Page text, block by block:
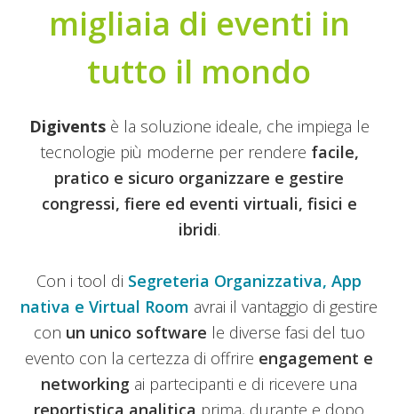
migliaia di eventi in
tutto il mondo
Digiventsè la soluzione ideale, che impiega le
tecnologie più moderne per rendere facile,
pratico e sicuro organizzare e gestire
congressi, fiere ed eventi virtuali, fisici e
ibridi.
Con i tool di Segreteria Organizzativa, App
nativa e Virtual Room avrai il vantaggio di gestire
con un unico software le diverse fasi del tuo
evento con la certezza di offrire engagement e
networking ai partecipanti e di ricevere una
reportistica analitica prima, durante e dopo